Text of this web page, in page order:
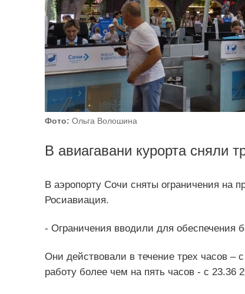
Фото: Ольга Волошина
В авиагавани курорта сняли
В аэропорту Сочи сняты ограничения на
Росиавиация.
- Ограничения вводили для обеспечения
Они действовали в течение трех часов –
работу более чем на пять часов - с 23.36